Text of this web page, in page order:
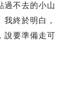
過不去的小山
終於明白，
說要準備走可